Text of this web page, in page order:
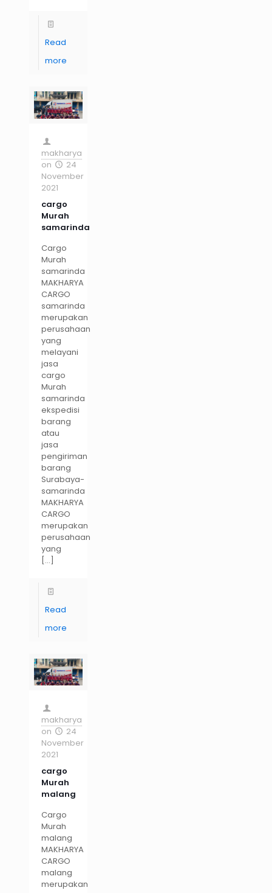
Read
more
makharya
on
24
November
2021
cargo
Murah
samarinda
Cargo
Murah
samarinda
MAKHARYA
CARGO
samarinda
merupakan
perusahaan
yang
melayani
jasa
cargo
Murah
samarinda
ekspedisi
barang
atau
jasa
pengiriman
barang
Surabaya-
samarinda
MAKHARYA
CARGO
merupakan
perusahaan
yang
[…]
Read
more
makharya
on
24
November
2021
cargo
Murah
malang
Cargo
Murah
malang
MAKHARYA
CARGO
malang
merupakan